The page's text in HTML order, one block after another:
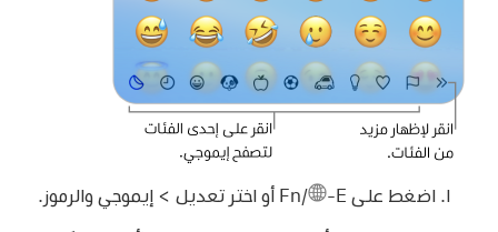
اضغط على Fn/ -E أو اختر تعديل > إيموجي والرموز.